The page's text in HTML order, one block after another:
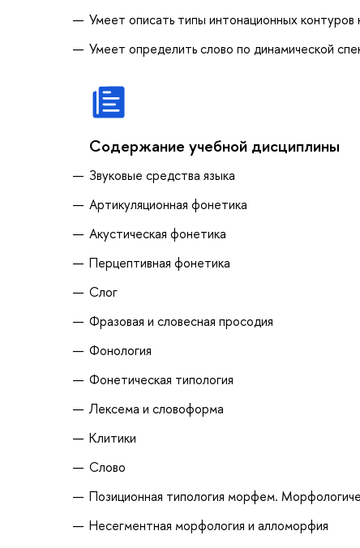
Умеет описать типы интонационных контуров
Умеет определить слово по динамической
Содержание учебной дисциплины
Звуковые средства языка
Артикуляционная фонетика
Акустическая фонетика
Перцептивная фонетика
Слог
Фразовая и словесная просодия
Фонология
Фонетическая типология
Лексема и словоформа
Клитики
Слово
Позиционная типология морфем.
Несегментная морфология и алломорфия